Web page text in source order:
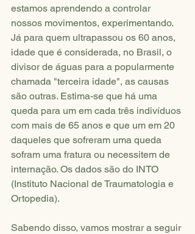
estamos aprendendo a controlar
nossos movimentos, experimentando.
Já para quem ultrapassou os 60 anos,
idade que é considerada, no Brasil, o
divisor de águas para a popularmente
chamada "terceira idade", as causas
são outras. Estima-se que há uma
queda para um em cada três indivíduos
com mais de 65 anos e que um em 20
daqueles que sofreram uma queda
sofram uma fratura ou necessitem de
internação. Os dados são do INTO
(Instituto Nacional de Traumatologia e
Ortopedia).
Sabendo disso, vamos mostrar a seguir